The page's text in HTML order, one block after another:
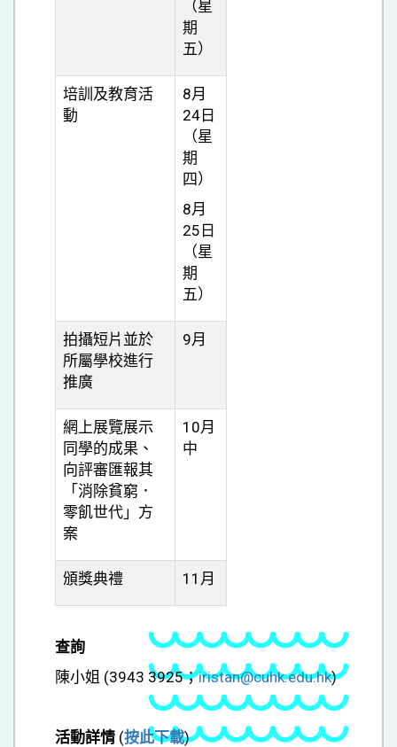
（星
期
五）
培訓及教育活
動
8月
24日
（星
期
四）
8月
25日
（星
期
五）
拍攝短片並於
所屬學校進行
推廣
9月
網上展覽展示
同學的成果、
向評審匯報其
「消除貧窮．
零飢世代」方
案
10月
中
頒獎典禮 11月
查詢
陳小姐 (3943 3925；iristan@cuhk.edu.hk)
活動詳情 (按此下載)